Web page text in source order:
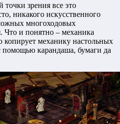
точки зрения все это
никакого искусственного
многоходовых
Что и понятно – механика
механику настольных
помощью карандаша, бумаги да